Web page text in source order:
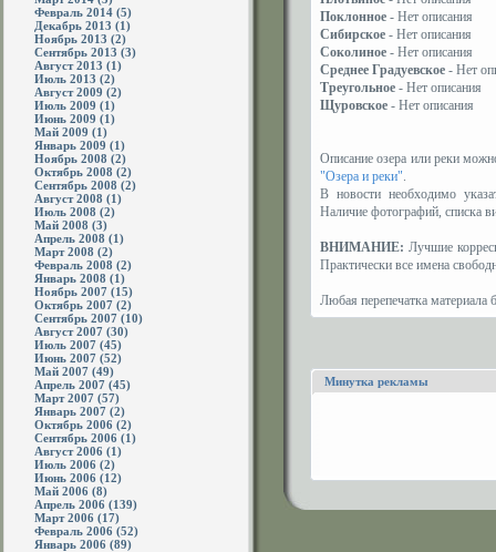
Февраль 2014 (5)
Декабрь 2013 (1)
Ноябрь 2013 (2)
Сентябрь 2013 (3)
Август 2013 (1)
Июль 2013 (2)
Август 2009 (2)
Июль 2009 (1)
Июнь 2009 (1)
Май 2009 (1)
Январь 2009 (1)
Ноябрь 2008 (2)
Октябрь 2008 (2)
Сентябрь 2008 (2)
Август 2008 (1)
Июль 2008 (2)
Май 2008 (3)
Апрель 2008 (1)
Март 2008 (2)
Февраль 2008 (2)
Январь 2008 (1)
Ноябрь 2007 (15)
Октябрь 2007 (2)
Сентябрь 2007 (10)
Август 2007 (30)
Июль 2007 (45)
Июнь 2007 (52)
Май 2007 (49)
Апрель 2007 (45)
Март 2007 (57)
Январь 2007 (2)
Октябрь 2006 (2)
Сентябрь 2006 (1)
Август 2006 (1)
Июль 2006 (2)
Июнь 2006 (12)
Май 2006 (8)
Апрель 2006 (139)
Март 2006 (17)
Февраль 2006 (52)
Январь 2006 (89)
Поклонное - Нет описания
Сибирское - Нет описания
Соколиное - Нет описания
Среднее Градуевское - Нет
Треугольное - Нет описания
Щуровское - Нет описания
Описание озера или реки
"Озера и реки".
В новости необходимо
Наличие фотографий, списка
ВНИМАНИЕ: Лучшие
Практически все имена
Любая перепечатка материала
Минутка рекламы